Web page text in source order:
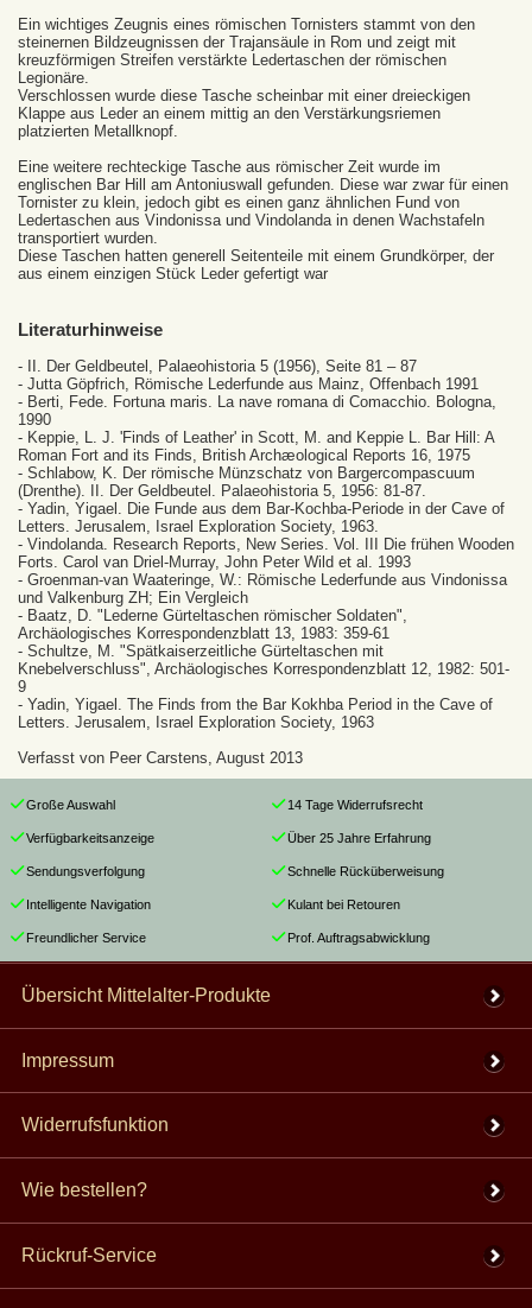
Ein wichtiges Zeugnis eines römischen Tornisters stammt von den
steinernen Bildzeugnissen der Trajansäule in Rom und zeigt mit
kreuzförmigen Streifen verstärkte Ledertaschen der römischen
Legionäre.
Verschlossen wurde diese Tasche scheinbar mit einer dreieckigen
Klappe aus Leder an einem mittig an den Verstärkungsriemen
platzierten Metallknopf.
Eine weitere rechteckige Tasche aus römischer Zeit wurde im
englischen Bar Hill am Antoniuswall gefunden. Diese war zwar für einen
Tornister zu klein, jedoch gibt es einen ganz ähnlichen Fund von
Ledertaschen aus Vindonissa und Vindolanda in denen Wachstafeln
transportiert wurden.
Diese Taschen hatten generell Seitenteile mit einem Grundkörper, der
aus einem einzigen Stück Leder gefertigt war
Literaturhinweise
- II. Der Geldbeutel, Palaeohistoria 5 (1956), Seite 81 – 87
- Jutta Göpfrich, Römische Lederfunde aus Mainz, Offenbach 1991
- Berti, Fede. Fortuna maris. La nave romana di Comacchio. Bologna,
1990
- Keppie, L. J. 'Finds of Leather' in Scott, M. and Keppie L. Bar Hill: A
Roman Fort and its Finds, British Archæological Reports 16, 1975
- Schlabow, K. Der römische Münzschatz von Bargercompascuum
(Drenthe). II. Der Geldbeutel. Palaeohistoria 5, 1956: 81-87.
- Yadin, Yigael. Die Funde aus dem Bar-Kochba-Periode in der Cave of
Letters. Jerusalem, Israel Exploration Society, 1963.
- Vindolanda. Research Reports, New Series. Vol. III Die frühen Wooden
Forts. Carol van Driel-Murray, John Peter Wild et al. 1993
- Groenman-van Waateringe, W.: Römische Lederfunde aus Vindonissa
und Valkenburg ZH; Ein Vergleich
- Baatz, D. "Lederne Gürteltaschen römischer Soldaten",
Archäologisches Korrespondenzblatt 13, 1983: 359-61
- Schultze, M. "Spätkaiserzeitliche Gürteltaschen mit
Knebelverschluss", Archäologisches Korrespondenzblatt 12, 1982: 501-
9
- Yadin, Yigael. The Finds from the Bar Kokhba Period in the Cave of
Letters. Jerusalem, Israel Exploration Society, 1963
Verfasst von Peer Carstens, August 2013
Große Auswahl
Verfügbarkeitsanzeige
Sendungsverfolgung
Intelligente Navigation
Freundlicher Service
14 Tage Widerrufsrecht
Über 25 Jahre Erfahrung
Schnelle Rücküberweisung
Kulant bei Retouren
Prof. Auftragsabwicklung
Übersicht Mittelalter-Produkte
Impressum
Widerrufsfunktion
Wie bestellen?
Rückruf-Service